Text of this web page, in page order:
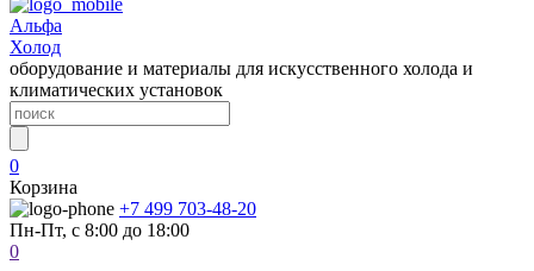
Альфа
Холод
оборудование и материалы для искусственного холода и
климатических установок
0
Корзина
+7 499 703-48-20
Пн-Пт, с 8:00 до 18:00
0